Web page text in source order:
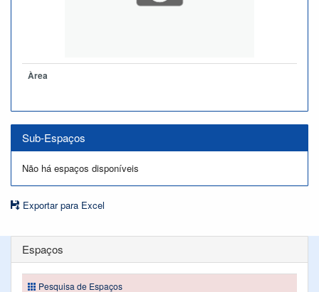
Àrea
Sub-Espaços
Não há espaços disponíveis
Exportar para Excel
Espaços
Pesquisa de Espaços